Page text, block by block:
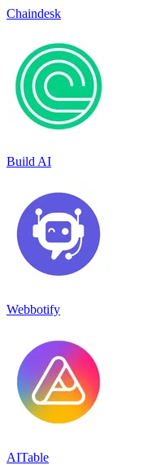
Chaindesk
Build AI
Webbotify
AITable